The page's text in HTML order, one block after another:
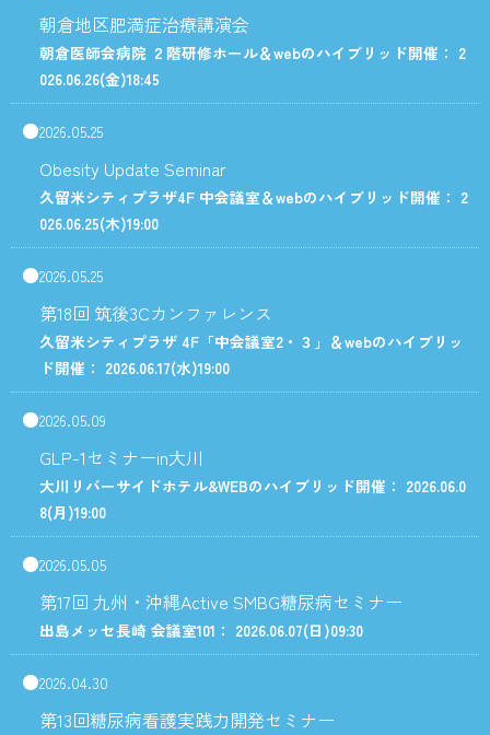
朝倉地区肥満症治療講演会
朝倉医師会病院 ２階研修ホール＆webのハイブリッド開催： 2
026.06.26(金)18:45
2026.05.25
Obesity Update Seminar
久留米シティプラザ4F 中会議室＆webのハイブリッド開催： 2
026.06.25(木)19:00
2026.05.25
第18回 筑後3Cカンファレンス
久留米シティプラザ 4F「中会議室2・３」＆webのハイブリッ
ド開催： 2026.06.17(水)19:00
2026.05.09
GLP-1セミナーin大川
大川リバーサイドホテル&WEBのハイブリッド開催： 2026.06.0
8(月)19:00
2026.05.05
第17回 九州・沖縄Active SMBG糖尿病セミナー
出島メッセ長崎 会議室101： 2026.06.07(日)09:30
2026.04.30
第13回糖尿病看護実践力開発セミナー